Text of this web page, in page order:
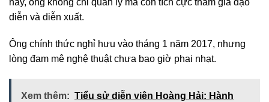
diễn và diễn xuất.
Ông chính thức nghỉ hưu vào tháng 1 năm 2017, nhưng
lòng đam mê nghệ thuật chưa bao giờ phai nhạt.
Xem thêm: Tiểu sử diễn viên Hoàng Hải: Hành